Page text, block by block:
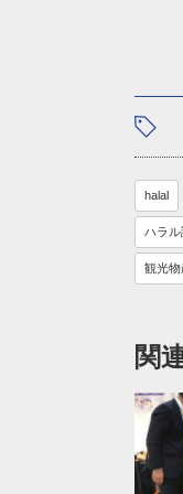
halal
ハラル
観光
関